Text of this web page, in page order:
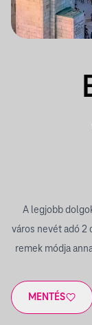
A legjobb
város nevét adó 2
remek módja
MENTÉS